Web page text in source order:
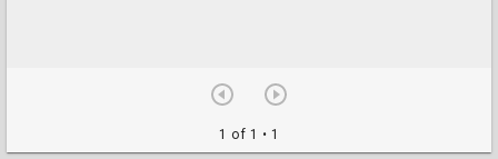
1 of 1 • 1